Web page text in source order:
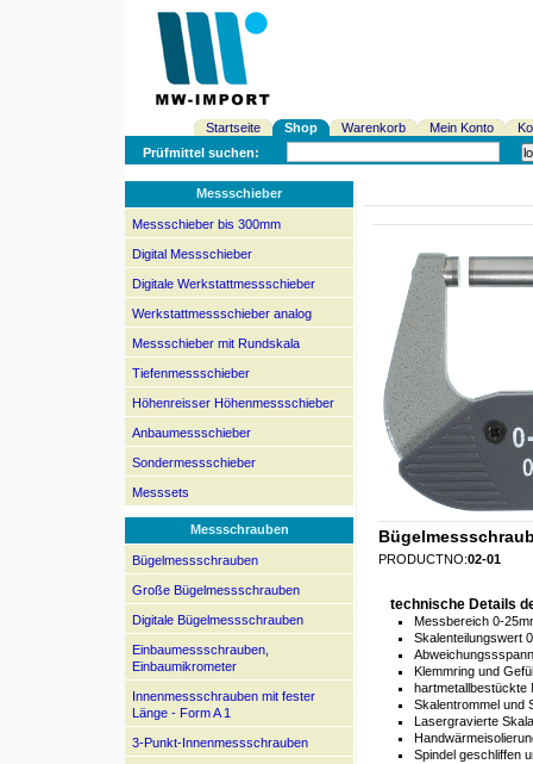
Startseite Shop Warenkorb Mein Konto
Prüfmittel suchen:
Messschieber
Messschieber bis 300mm
Digital Messschieber
Digitale Werkstattmessschieber
Werkstattmessschieber analog
Messschieber mit Rundskala
Tiefenmessschieber
Höhenreisser Höhenmessschieber
Anbaumessschieber
Sondermessschieber
Messsets
Messschrauben
Bügelmessschrauben
Große Bügelmessschrauben
Digitale Bügelmessschrauben
Einbaumessschrauben,
Einbaumikrometer
Innenmessschrauben mit fester
Länge - Form A 1
3-Punkt-Innenmessschrauben
PRODUCTNO:02-01
technische Details
Messbereich 0-
Skalenteilungswert
Klemmring und
hartmetallbestückte
Skalentrommel und
Lasergravierte Skala
Spindel geschliffen